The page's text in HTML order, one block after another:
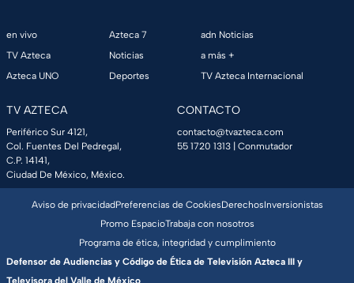
en vivo
TV Azteca
Azteca UNO
Azteca 7
Noticias
Deportes
adn Noticias
a más +
TV Azteca Internacional
TV AZTECA
Periférico Sur 4121,
Col. Fuentes Del Pedregal,
C.P. 14141,
Ciudad De México, México.
CONTACTO
contacto@tvazteca.com
55 1720 1313 | Conmutador
Aviso de privacidadPreferencias de CookiesDerechosInversionistas
Promo EspacioTrabaja con nosotros
Programa de ética, integridad y cumplimiento
Defensor de Audiencias y Código de Ética de Televisión Azteca III y